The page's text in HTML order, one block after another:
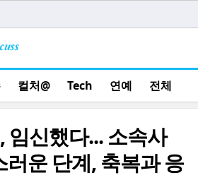
컬처@ Tech 연예 전체
임신했다... 소속사
운 단계, 축복과 응